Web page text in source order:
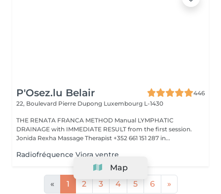
P'Osez.lu Belair
446
22, Boulevard Pierre Dupong Luxembourg L-1430
THE RENATA FRANCA METHOD Manual LYMPHATIC
DRAINAGE with IMMEDIATE RESULT from the first session.
Jonida Rexha Massage Therapist +352 661 151 287 in...
Radiofréquence Viora ventre
« 1 2 3 4 5 6 »
Map